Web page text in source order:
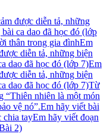
được diễn tả, những
ca dao đã học đó (lớp
thân trong gia đìnhEm
diễn tả, những biện
dao đã học đó (lớp 7)Em
diễn tả, những biện
dao đã học đó (lớp 7)Từ
“Thiên nhiên là một món
vệ nó”.Em hãy viết bài
chia tayEm hãy viết đoạn
2)